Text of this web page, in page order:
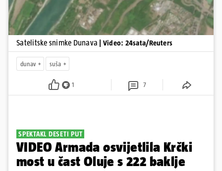
Satelitske snimke Dunava | Video: 24sata/Reuters
dunav suša
1 7
SPEKTAKL DESETI PUT
VIDEO Armada osvijetlila Krčki
most u čast Oluje s 222 baklje